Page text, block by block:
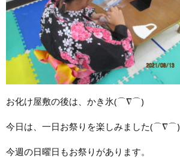
お化け屋敷の後は、かき氷(⌒∇⌒)
今日は、一日お祭りを楽しみました(⌒∇⌒)
今週の日曜日もお祭りがあります。